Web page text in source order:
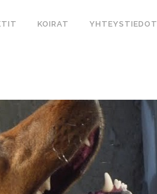
KOIRAT YHTEYSTIEDOT